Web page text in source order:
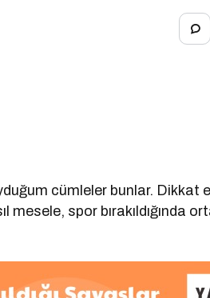
cümleler bunlar. Dikkat
spor bırakıldığında